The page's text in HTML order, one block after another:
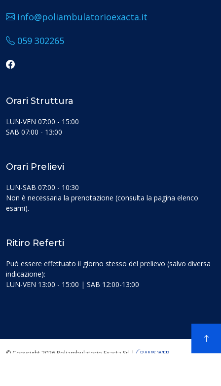
info@poliambulatorioexacta.it
059 302265
Orari Struttura
LUN-VEN 07:00 - 15:00
SAB 07:00 - 13:00
Orari Prelievi
LUN-SAB 07:00 - 10:30
Non è necessaria la prenotazione (consulta la pagina elenco
esami).
Ritiro Referti
Può essere effettuato il giorno stesso del prelievo (salvo diversa
indicazione):
LUN-VEN 13:00 - 15:00 | SAB 12:00-13:00
© Copyright 2026 Poliambulatorio Exacta Srl | BAMS WEB